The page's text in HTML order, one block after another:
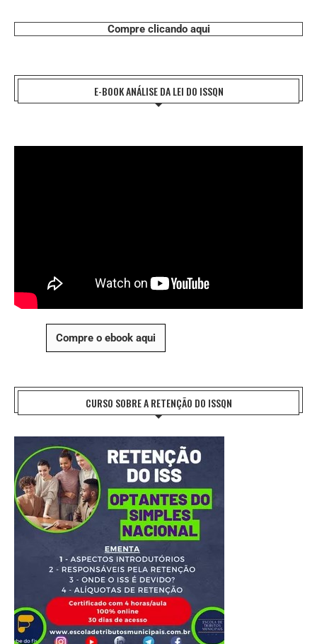
Compre clicando aqui
E-BOOK ANÁLISE DA LEI DO ISSQN
Compre o ebook aqui
CURSO SOBRE A RETENÇÃO DO ISSQN